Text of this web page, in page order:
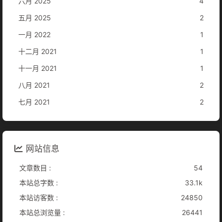
五月 2025
2
一月 2022
1
十二月 2021
1
十一月 2021
1
八月 2021
2
七月 2021
2
网站信息
文章数目 :
54
本站总字数 :
33.1k
本站访客数 :
24850
本站总浏览量 :
26441